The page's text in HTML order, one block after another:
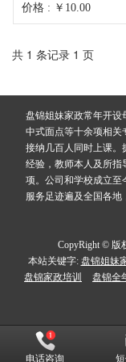
价格 : ￥10.00
共 1 条记录 1 页
盘锦姐妹家政常年开设
中式面点等十余项相关
接纳几百人同时上课。
经验，教师本人及所指
项。公司和学校成立至
服务足迹遍及全国各地
CopyRight © 版
本站关键字: 盘锦姐妹
盘锦家政培训
盘锦全
电话咨询